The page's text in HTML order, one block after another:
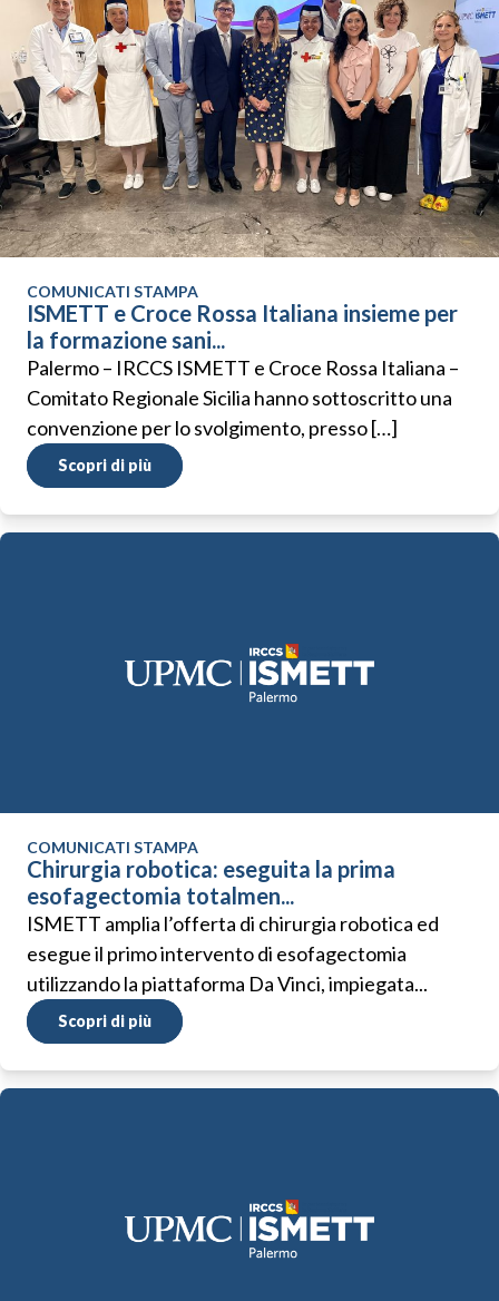
COMUNICATI STAMPA
ISMETT e Croce Rossa Italiana insieme per
la formazione sani...
Palermo – IRCCS ISMETT e Croce Rossa Italiana –
Comitato Regionale Sicilia hanno sottoscritto una
convenzione per lo svolgimento, presso […]
Scopri di più
COMUNICATI STAMPA
Chirurgia robotica: eseguita la prima
esofagectomia totalmen...
ISMETT amplia l’offerta di chirurgia robotica ed
esegue il primo intervento di esofagectomia
utilizzando la piattaforma Da Vinci, impiegata...
Scopri di più